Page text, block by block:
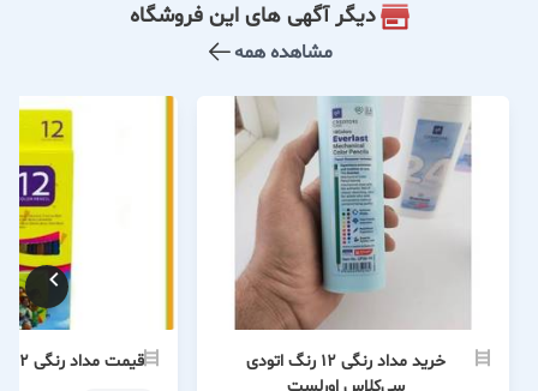
دیگر آگهی های این فروشگاه
مشاهده همه
خرید مداد رنگی 12 رنگ اتودی
قیمت مداد رنگی 12 رنگ ام کیو MQ